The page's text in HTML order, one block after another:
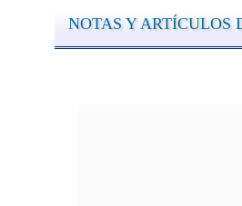
NOTAS Y ARTÍCULOS